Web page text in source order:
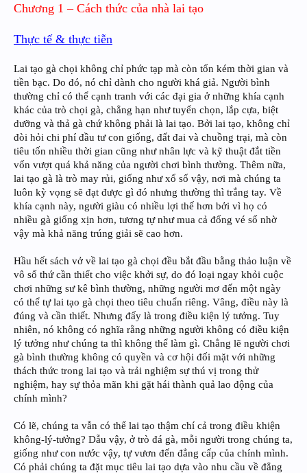
Chương 1 – Cách thức của nhà lai tạo
Thực tế & thực tiễn
Lai tạo gà chọi không chỉ phức tạp mà còn tốn kém thời gian và
tiền bạc. Do đó, nó chỉ dành cho người khá giả. Người bình
thường chỉ có thể cạnh tranh với các đại gia ở những khía cạnh
khác của trò chọi gà, chẳng hạn như tuyển chọn, lắp cựa, biệt
dưỡng và thả gà chứ không phải là lai tạo. Bởi lai tạo, không chỉ
đòi hỏi chi phí đầu tư con giống, đất đai và chuồng trại, mà còn
tiêu tốn nhiều thời gian cũng như nhân lực và kỹ thuật đắt tiền
vốn vượt quá khả năng của người chơi bình thường. Thêm nữa,
lai tạo gà là trò may rủi, giống như xổ số vậy, nơi mà chúng ta
luôn kỳ vọng sẽ đạt được gì đó nhưng thường thì trắng tay. Về
khía cạnh này, người giàu có nhiều lợi thế hơn bởi vì họ có
nhiều gà giống xịn hơn, tương tự như mua cả đống vé số nhờ
vậy mà khả năng trúng giải sẽ cao hơn.
Hầu hết sách vở về lai tạo gà chọi đều bắt đầu bằng thảo luận về
vô số thứ cần thiết cho việc khởi sự, do đó loại ngay khỏi cuộc
chơi những sư kê bình thường, những người mơ đến một ngày
có thể tự lai tạo gà chọi theo tiêu chuẩn riêng. Vâng, điều này là
đúng và cần thiết. Nhưng đấy là trong điều kiện lý tưởng. Tuy
nhiên, nó không có nghĩa rằng những người không có điều kiện
lý tưởng như chúng ta thì không thể làm gì. Chẳng lẽ người chơi
gà bình thường không có quyền và cơ hội đối mặt với những
thách thức trong lai tạo và trải nghiệm sự thú vị trong thử
nghiệm, hay sự thỏa mãn khi gặt hái thành quả lao động của
chính mình?
Có lẽ, chúng ta vẫn có thể lai tạo thậm chí cả trong điều khiện
không-lý-tưởng? Dẫu vậy, ở trò đá gà, mỗi người trong chúng ta,
giống như con nước vậy, tự vươn đến đẳng cấp của chính mình.
Có phải chúng ta đặt mục tiêu lai tạo dựa vào nhu cầu về đẳng